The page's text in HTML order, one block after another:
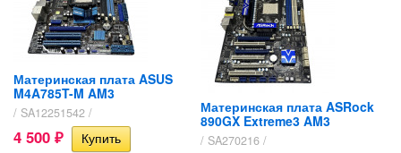
Материнская плата ASUS
M4A785T-M AM3
/ SA12251542 /
4 500 ₽
Материнская плата ASRock
890GX Extreme3 AM3
/ SA270216 /